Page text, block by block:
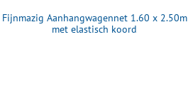
Fijnmazig Aanhangwagennet 1.60 x 2.50m
met elastisch koord